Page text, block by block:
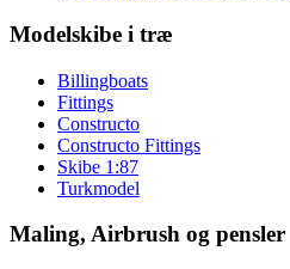
Modelskibe i træ
Billingboats
Fittings
Constructo
Constructo Fittings
Skibe 1:87
Turkmodel
Maling, Airbrush og pensler